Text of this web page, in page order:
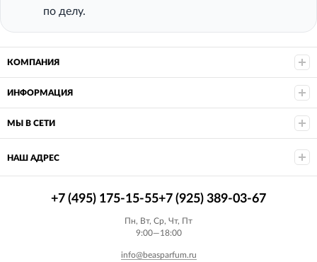
по делу.
КОМПАНИЯ
ИНФОРМАЦИЯ
МЫ В СЕТИ
НАШ АДРЕС
+7 (495) 175-15-55+7 (925) 389-03-67
Пн, Вт, Ср, Чт, Пт
9:00—18:00
info@beasparfum.ru